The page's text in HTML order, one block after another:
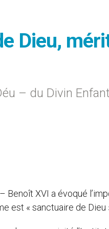
Dieu,
– du Divin Enfant
Benoît XVI a évoqué
est « sanctuaire de Dieu